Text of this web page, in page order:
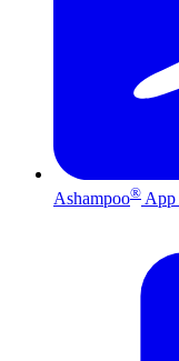
Ashampoo® App